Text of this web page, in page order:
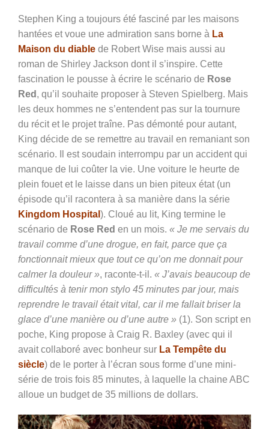
Stephen King a toujours été fasciné par les maisons
hantées et voue une admiration sans borne à La
Maison du diable de Robert Wise mais aussi au
roman de Shirley Jackson dont il s’inspire. Cette
fascination le pousse à écrire le scénario de Rose
Red , qu’il souhaite proposer à Steven Spielberg. Mais
les deux hommes ne s’entendent pas sur la tournure
du récit et le projet traîne. Pas démonté pour autant,
King décide de se remettre au travail en remaniant son
scénario. Il est soudain interrompu par un accident qui
manque de lui coûter la vie. Une voiture le heurte de
plein fouet et le laisse dans un bien piteux état (un
épisode qu’il racontera à sa manière dans la série
Kingdom Hospital ). Cloué au lit, King termine le
scénario de Rose Red en un mois. « Je me servais du
travail comme d’une drogue, en fait, parce que ça
fonctionnait mieux que tout ce qu’on me donnait pour
calmer la douleur », raconte-t-il. « J’avais beaucoup de
difficultés à tenir mon stylo 45 minutes par jour, mais
reprendre le travail était vital, car il me fallait briser la
glace d’une manière ou d’une autre » (1). Son script en
poche, King propose à Craig R. Baxley (avec qui il
avait collaboré avec bonheur sur La Tempête du
siècle) de le porter à l’écran sous forme d’une mini-
série de trois fois 85 minutes, à laquelle la chaine ABC
alloue un budget de 35 millions de dollars.